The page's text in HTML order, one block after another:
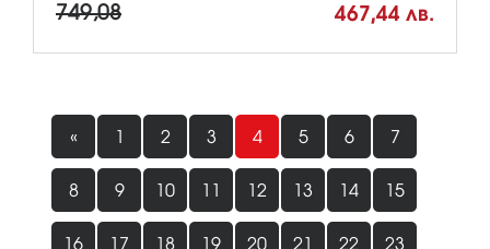
749,08 467,44 лв.
« 1 2 3 4 5 6 7
8 9 10 11 12 13 14 15
16 17 18 19 20 21 22 23